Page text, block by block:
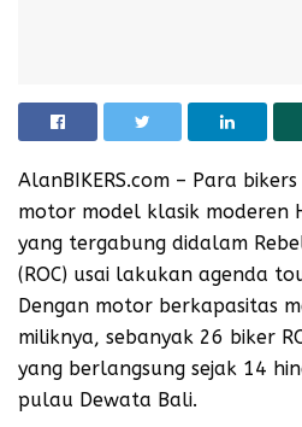
AlanBIKERS.com – Para
motor model klasik moderen
yang tergabung didalam
(ROC) usai lakukan agenda
Dengan motor berkapasitas
miliknya, sebanyak 26 biker
yang berlangsung sejak 14
pulau Dewata Bali.